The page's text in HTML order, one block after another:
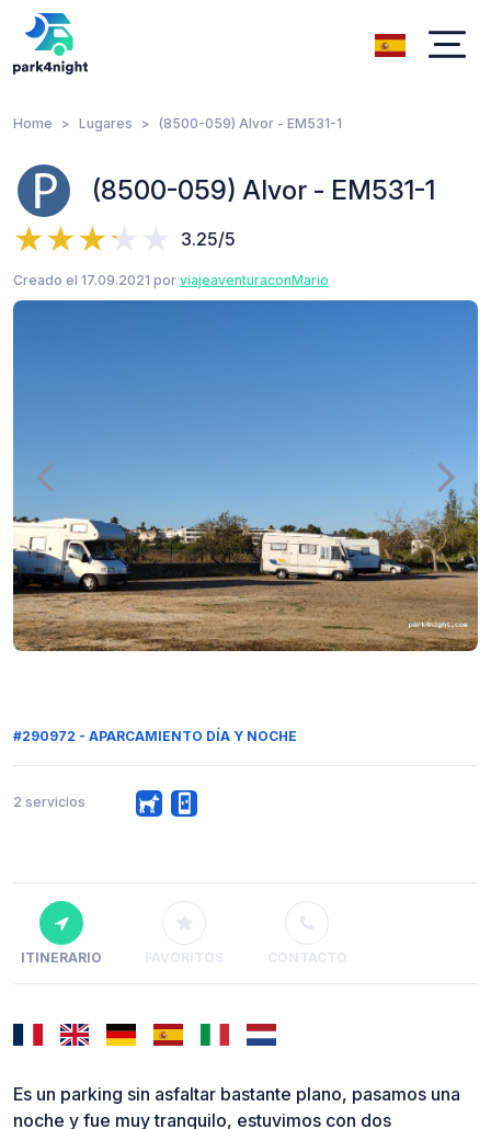
Home Lugares (8500-059) Alvor - EM531-1
(8500-059) Alvor - EM531-1
3.25/5
Creado el 17.09.2021 por viajeaventuraconMario
#290972 - APARCAMIENTO DÍA Y NOCHE
2 servicios
ITINERARIO FAVORITOS CONTACTO
Es un parking sin asfaltar bastante plano, pasamos una
noche y fue muy tranquilo, estuvimos con dos